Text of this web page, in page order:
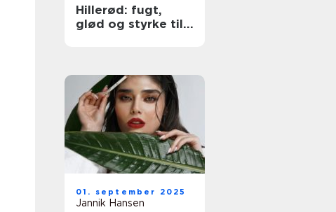
Hillerød: fugt,
glød og styrke til
01. september 2025
Jannik Hansen